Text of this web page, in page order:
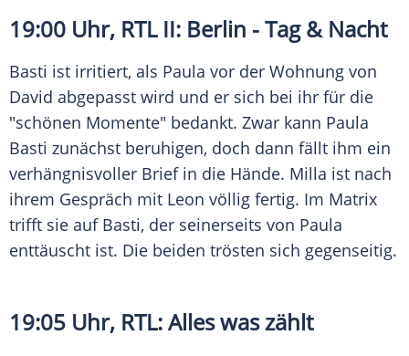
19:00 Uhr, RTL II: Berlin - Tag & Nacht
Basti ist irritiert, als Paula vor der Wohnung von
David abgepasst wird und er sich bei ihr für die
"schönen Momente" bedankt. Zwar kann Paula
Basti zunächst beruhigen, doch dann fällt ihm ein
verhängnisvoller Brief in die Hände. Milla ist nach
ihrem Gespräch mit Leon völlig fertig. Im Matrix
trifft sie auf Basti, der seinerseits von Paula
enttäuscht ist. Die beiden trösten sich gegenseitig.
19:05 Uhr, RTL: Alles was zählt